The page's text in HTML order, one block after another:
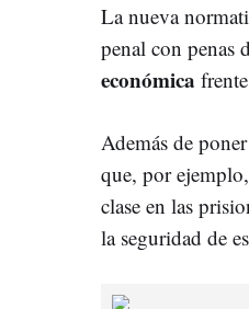
La nueva
penal con penas
económica
Además de
que, por
clase en las
la seguridad de